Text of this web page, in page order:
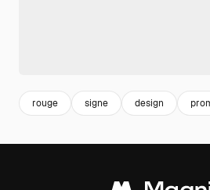
rouge signe design